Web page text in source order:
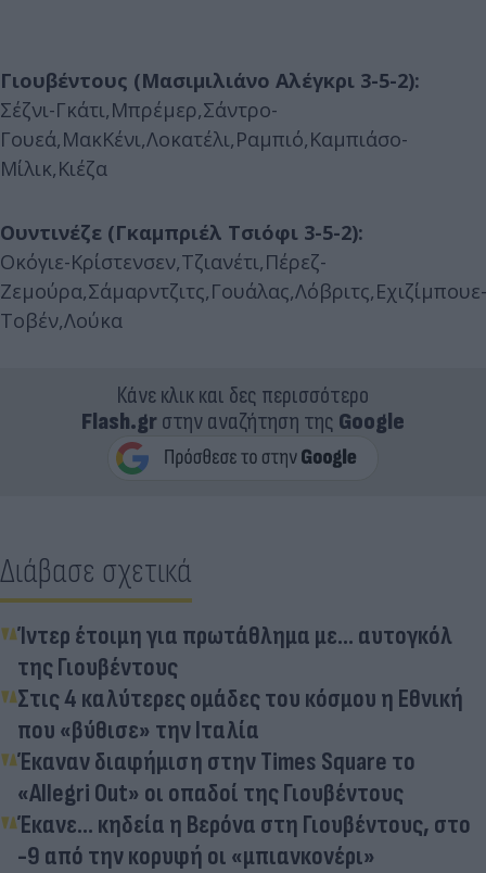
Γιουβέντους (Μασιμιλιάνο Αλέγκρι 3-5-2):
Σέζνι-Γκάτι,Μπρέμερ,Σάντρο-
Γουεά,ΜακΚένι,Λοκατέλι,Ραμπιό,Καμπιάσο-
Μίλικ,Κιέζα
Ουντινέζε (Γκαμπριέλ Τσιόφι 3-5-2):
Οκόγιε-Κρίστενσεν,Τζιανέτι,Πέρεζ-
Ζεμούρα,Σάμαρντζιτς,Γουάλας,Λόβριτς,Εχιζίμπουε-
Τοβέν,Λούκα
Κάνε κλικ και δες περισσότερο
Flash.grστην αναζήτηση της Google
Διάβασε σχετικά
Ίντερ έτοιμη για πρωτάθλημα με... αυτογκόλ
της Γιουβέντους
Στις 4 καλύτερες ομάδες του κόσμου η Εθνική
που «βύθισε» την Ιταλία
Έκαναν διαφήμιση στην Times Square το
«Allegri Out» οι οπαδοί της Γιουβέντους
Έκανε... κηδεία η Βερόνα στη Γιουβέντους, στο
-9 από την κορυφή οι «μπιανκονέρι»